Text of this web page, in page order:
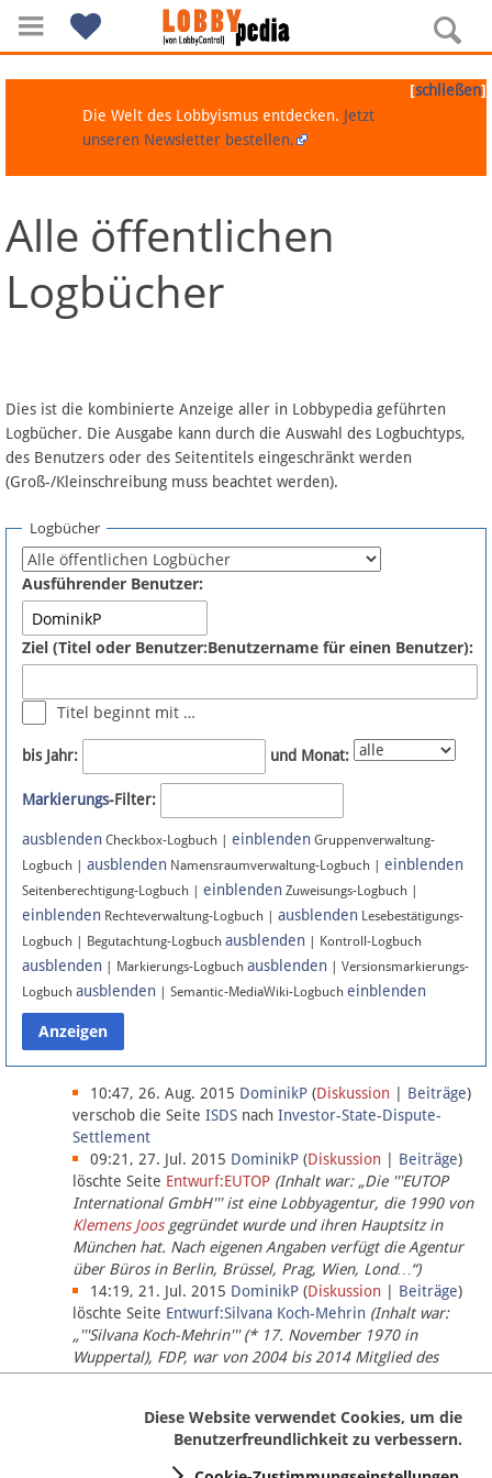
Navigation
Über Lobbypedia
Artikel nach Kategorien
FAQ
Fördermitglied werden
Fehler melden
Newsletter
Bluesky
Facebook
Instagram
Anmelden
Datenschutz
Über Lobbypedia
Impressum
[schließen]
Die Welt des Lobbyismus entdecken. Jetzt
unseren Newsletter bestellen.
Alle öffentlichen
Logbücher
Dies ist die kombinierte Anzeige aller in Lobbypedia geführten
Logbücher. Die Ausgabe kann durch die Auswahl des Logbuchtyps,
des Benutzers oder des Seitentitels eingeschränkt werden
(Groß-/Kleinschreibung muss beachtet werden).
Logbücher
Ausführender Benutzer:
Ziel (Titel oder Benutzer:Benutzername für einen Benutzer):
Titel beginnt mit …
bis Jahr: und Monat:
Markierungs-Filter:
ausblenden Checkbox-Logbuch | einblenden Gruppenverwaltung-
Logbuch | ausblenden Namensraumverwaltung-Logbuch | einblenden
Seitenberechtigung-Logbuch | einblenden Zuweisungs-Logbuch |
einblenden Rechteverwaltung-Logbuch | ausblenden Lesebestätigungs-
Logbuch | Begutachtung-Logbuch ausblenden | Kontroll-Logbuch
ausblenden | Markierungs-Logbuch ausblenden | Versionsmarkierungs-
Logbuch ausblenden | Semantic-MediaWiki-Logbuch einblenden
10:47, 26. Aug. 2015 DominikP (Diskussion Beiträge)
verschob die Seite ISDS nach Investor-State-Dispute-
Settlement
09:21, 27. Jul. 2015 DominikP (Diskussion Beiträge)
löschte Seite Entwurf:EUTOP (Inhalt war: „Die '''EUTOP
International GmbH''' ist eine Lobbyagentur, die 1990 von
Klemens Joosgegründet wurde und ihren Hauptsitz in
München hat. Nach eigenen Angaben verfügt die Agentur
über Büros in Berlin, Brüssel, Prag, Wien, Lond…“)
14:19, 21. Jul. 2015 DominikP (Diskussion Beiträge)
löschte Seite Entwurf:Silvana Koch-Mehrin (Inhalt war:
„'''Silvana Koch-Mehrin''' (* 17. November 1970 in
Wuppertal), FDP, war von 2004 bis 2014 Mitglied des
Europäischen Parlaments, seit November 2014 ist sie für
Diese Website verwendet Cookies, um die
Benutzerfreundlichkeit zu verbessern.